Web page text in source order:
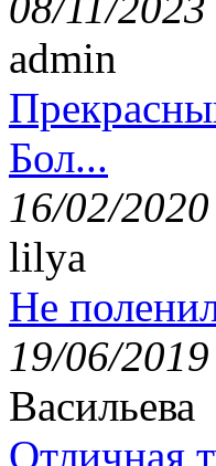
admin
Бол...
16/02/2020
lilya
Не
19/06/2019
Васильева
Отличная